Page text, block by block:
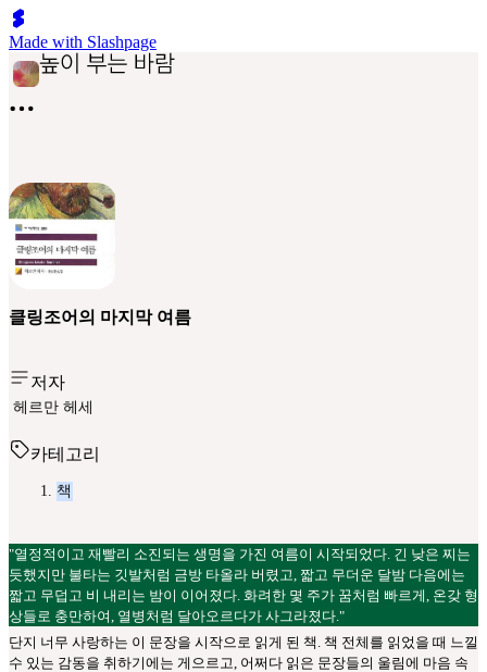
Made with Slashpage
클링조어의 마지막 여름
저자
헤르만 헤세
카테고리
책
"열정적이고 재빨리 소진되는 생명을 가진 여름이 시작되었다. 긴 낮은 찌는
듯했지만 불타는 깃발처럼 금방 타올라 버렸고, 짧고 무더운 달밤 다음에는
짧고 무덥고 비 내리는 밤이 이어졌다. 화려한 몇 주가 꿈처럼 빠르게, 온갖 형
상들로 충만하여, 열병처럼 달아오르다가 사그라졌다."
단지 너무 사랑하는 이 문장을 시작으로 읽게 된 책. 책 전체를 읽었을 때 느낄
수 있는 감동을 취하기에는 게으르고, 어쩌다 읽은 문장들의 울림에 마음 속